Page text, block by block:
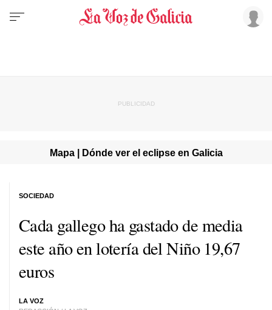
Mapa | Dónde ver el eclipse en Galicia
Cada gallego ha gastado de media
este año en lotería del Niño 19,67
euros
LA VOZ
SOCIEDAD